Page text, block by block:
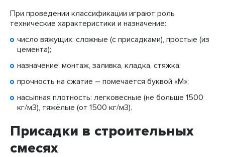
При проведении классификации играют роль
технические характеристики и назначение:
число вяжущих: сложные (с присадками), простые (из
цемента);
назначение: монтаж, заливка, кладка, стяжка;
прочность на сжатие – помечается буквой «М»;
насыпная плотность: легковесные (не больше 1500
кг/м3), тяжёлые (от 1500 кг/м3).
Присадки в строительных
смесях